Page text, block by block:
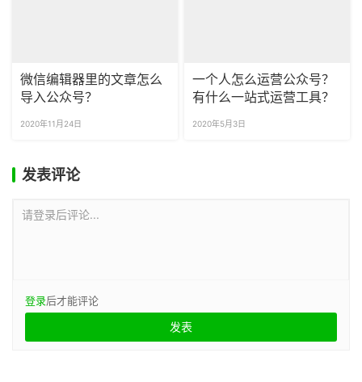
微信编辑器里的文章怎么
导入公众号？
2020年11月24日
一个人怎么运营公众号？
有什么一站式运营工具？
2020年5月3日
发表评论
请登录后评论...
登录后才能评论